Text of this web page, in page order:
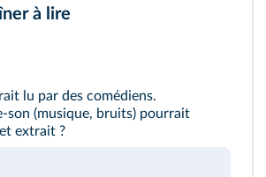
à lire
lu par des comédiens.
son (musique, bruits) pourrait
extrait ?